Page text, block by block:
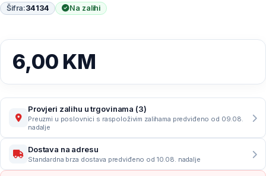
Šifra:34134 Na zalihi
6,00 KM
Provjeri zalihu u trgovinama (3)
Preuzmi u poslovnici s raspoloživim zalihama predviđeno od 09.08.
nadalje
Dostava na adresu
Standardna brza dostava predviđeno od 10.08. nadalje